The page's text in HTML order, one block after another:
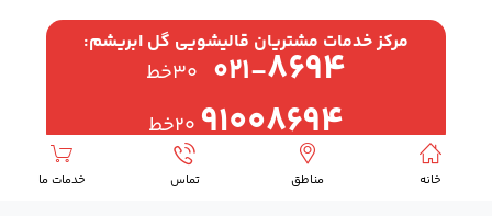
مرکز خدمات مشتریان قالیشویی گل ابریشم:
۰۲۱-۸۶۹۴ ۳۰خط
۹۱۰۰۸۶۹۴۲۰خط
پوشش سراسری خدمات
خانه مناطق تماس خدمات ما